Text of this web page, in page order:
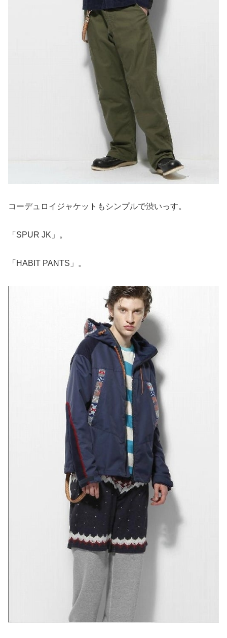
コーデュロイジャケットもシンプルで渋いっす。
「SPUR JK」。
「HABIT PANTS」。